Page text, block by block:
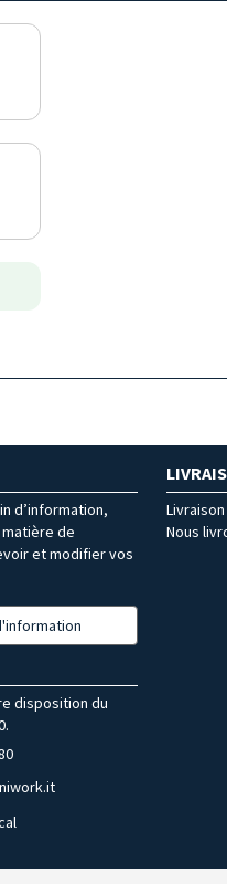
d’information,
de
et modifier vos
Nous
disposition du